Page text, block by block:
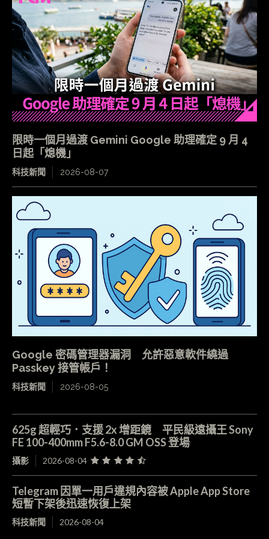
限時一個月過渡 Gemini Google 助理確定 9 月 4
日起「熄機」
科技新聞 2026-08-07
Google 密碼管理器漏洞 允許惡意軟件繞過
Passkey 接管帳戶！
科技新聞 2026-08-05
625g 超輕巧．支援 2x 增距鏡 平民級遠攝王 Sony
FE 100-400mm F5.6-8.0 GM OSS 登場
攝影 2026-08-04
Telegram 因單一用戶違規內容被 Apple App Store
短暫下架後迅速恢復上架
科技新聞 2026-08-04